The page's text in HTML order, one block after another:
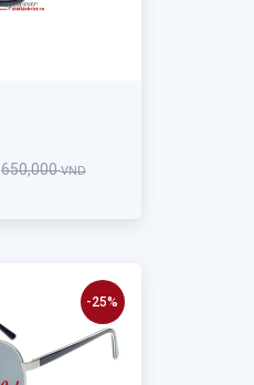
650,000VND
-25%